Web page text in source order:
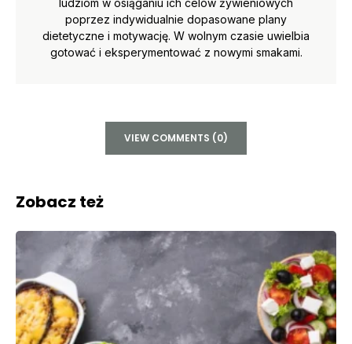
ludziom w osiąganiu ich celów żywieniowych
poprzez indywidualnie dopasowane plany
dietetyczne i motywację. W wolnym czasie uwielbia
gotować i eksperymentować z nowymi smakami.
VIEW COMMENTS (0)
Zobacz też